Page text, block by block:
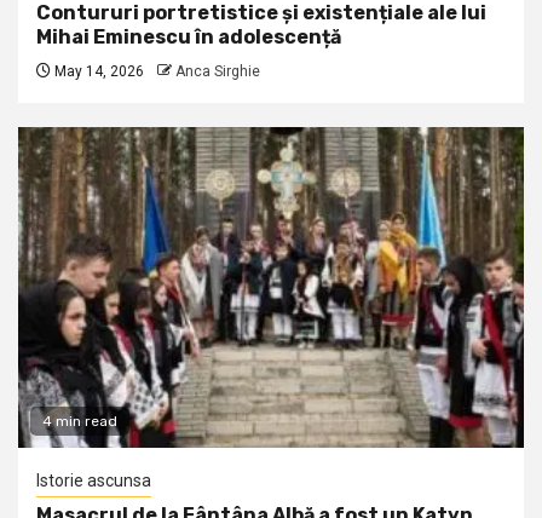
Contururi portretistice și existențiale ale lui
Mihai Eminescu în adolescență
May 14, 2026 Anca Sirghie
4 min read
Istorie ascunsa